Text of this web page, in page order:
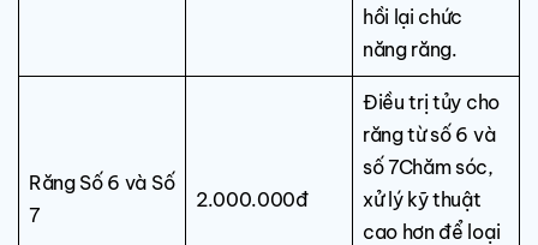
hồi lại chức
năng răng.
Răng Số 6 và Số
7
2.000.000đ
Điều trị tủy cho
răng từ số 6 và
số 7Chăm sóc,
xử lý kỹ thuật
cao hơn để loại